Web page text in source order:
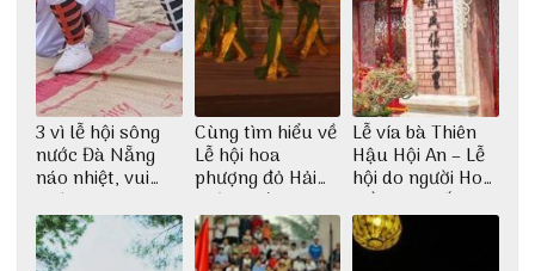
3 vì lễ hội sông
nước Đà Nẵng
náo nhiệt, vui
nhộn
Cùng tìm hiểu về
Lễ hội hoa
phượng đỏ Hải
Phòng với 3vi.vn
Lễ vía bà Thiên
Hậu Hội An – Lễ
hội do người Hoa
kiều sinh sống ở
Hội An tổ chức